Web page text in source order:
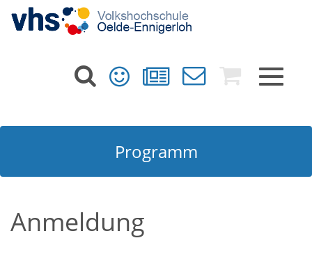
Toggle
Programm
Anmeldung